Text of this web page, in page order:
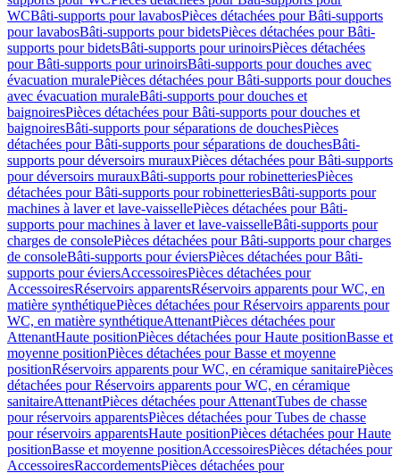
WCBâti-supports pour lavabosPièces détachées pour Bâti-supports
pour lavabosBâti-supports pour bidetsPièces détachées pour Bâti-
supports pour bidetsBâti-supports pour urinoirsPièces détachées
pour Bâti-supports pour urinoirsBâti-supports pour douches avec
évacuation muralePièces détachées pour Bâti-supports pour douches
avec évacuation muraleBâti-supports pour douches et
baignoiresPièces détachées pour Bâti-supports pour douches et
baignoiresBâti-supports pour séparations de douchesPièces
détachées pour Bâti-supports pour séparations de douchesBâti-
supports pour déversoirs murauxPièces détachées pour Bâti-supports
pour déversoirs murauxBâti-supports pour robinetteriesPièces
détachées pour Bâti-supports pour robinetteriesBâti-supports pour
machines à laver et lave-vaissellePièces détachées pour Bâti-
supports pour machines à laver et lave-vaisselleBâti-supports pour
charges de consolePièces détachées pour Bâti-supports pour charges
de consoleBâti-supports pour éviersPièces détachées pour Bâti-
supports pour éviersAccessoiresPièces détachées pour
AccessoiresRéservoirs apparentsRéservoirs apparents pour WC, en
matière synthétiquePièces détachées pour Réservoirs apparents pour
WC, en matière synthétiqueAttenantPièces détachées pour
AttenantHaute positionPièces détachées pour Haute positionBasse et
moyenne positionPièces détachées pour Basse et moyenne
positionRéservoirs apparents pour WC, en céramique sanitairePièces
détachées pour Réservoirs apparents pour WC, en céramique
sanitaireAttenantPièces détachées pour AttenantTubes de chasse
pour réservoirs apparentsPièces détachées pour Tubes de chasse
pour réservoirs apparentsHaute positionPièces détachées pour Haute
positionBasse et moyenne positionAccessoiresPièces détachées pour
AccessoiresRaccordementsPièces détachées pour